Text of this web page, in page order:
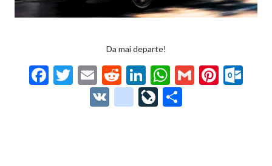
Da mai departe!
F T
w
itt
E
m
ai
R
e
d
Li
n
ke
W
h
at
G Pi
g
Li